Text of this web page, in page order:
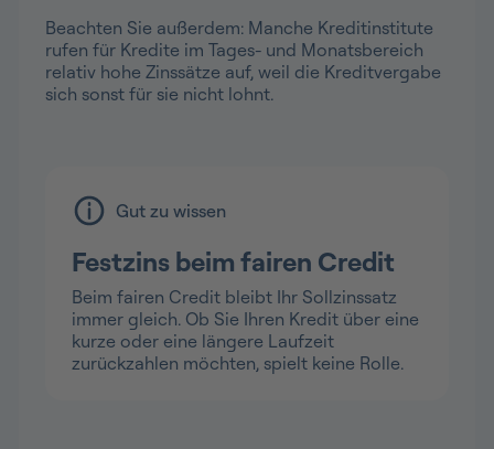
Beachten Sie außerdem: Manche Kreditinstitute
rufen für Kredite im Tages- und Monatsbereich
relativ hohe Zinssätze auf, weil die Kreditvergabe
sich sonst für sie nicht lohnt.
Gut zu wissen
Festzins beim fairen Credit
Beim fairen Credit bleibt Ihr Sollzinssatz
immer gleich. Ob Sie Ihren Kredit über eine
kurze oder eine längere Laufzeit
zurückzahlen möchten, spielt keine Rolle.